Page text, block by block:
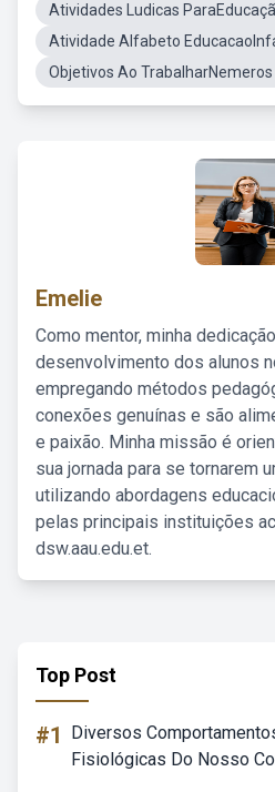
Atividades Ludicas
Atividade Alfabeto
Objetivos Ao
Emelie
Como mentor, minha
desenvolvimento dos alunos
empregando métodos
conexões genuínas e são
e paixão. Minha missão é
sua jornada para se tornarem
utilizando abordagens
pelas principais instituições
dsw.aau.edu.et.
Top Post
#1
Diversos
Fisiológicas Do Nosso